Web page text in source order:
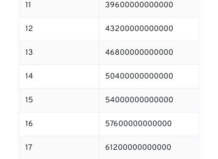
11 39600000000000
12 43200000000000
13 46800000000000
14 50400000000000
15 54000000000000
16 57600000000000
17 61200000000000